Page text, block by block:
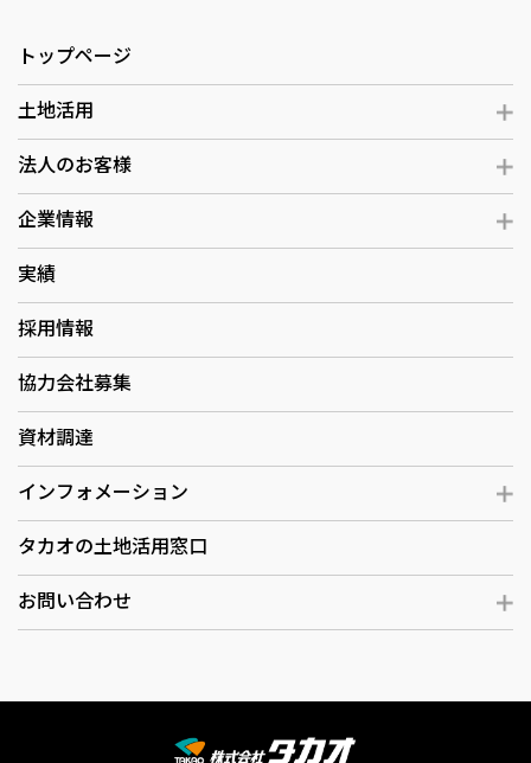
トップページ
土地活用
法人のお客様
企業情報
実績
採用情報
協力会社募集
資材調達
インフォメーション
タカオの土地活用窓口
お問い合わせ